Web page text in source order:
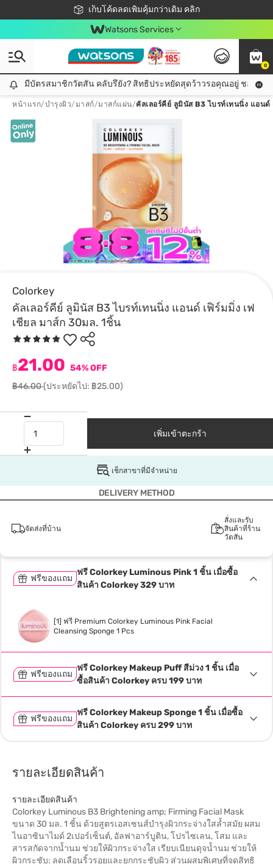
เก็บโค้ดลดเพิ่มคุ้มกว่าเดิม คลิก
ชอปออนไลน์ครั้งแรก ลดเพิ่มจุก ๆ 10%! 🎉
📦ส่งฟรี! เมื่อชอป 499฿
สมาชิกวัตสัน คลับดียังไง?
Watsons Services
0
มีบัตรสมาชิกวัตสัน คลับรึยัง? สิทธิประหยัดสุดว้าวรอคุณอยู่ ชอปคุ้มกว่าเดิม คลิก!
มีบัตรสมาชิกวัตสัน คลับรึยัง? สิทธิประหยัดสุดว้าวรอคุณอยู่ ชอปคุ้มก
หน้าแรก/บำรุงผิว/มาสก์/มาสก์แผ่น/คัลเลอร์คีย์ ลูมินัส B3 ไบรท์เทนนิ่ง แอน
Colorkey
คัลเลอร์คีย์ ลูมินัส B3 ไบรท์เทนนิ่ง แอนด์ เฟิร์มมิ่ง เฟ
เชียล มาส์ก 30มล. 1ชิ้น
฿21.00 54% OFF
฿46.00(ประหยัดไป: ฿25.00)
เพิ่มเข้าตะกร้า
เช็กสาขาที่มีจำหน่าย
DELIVERY METHOD
จัดส่งที่บ้าน
สั่งและรับ
สินค้าที่ร้าน
วัตสัน
ฟรีของแถม
ฟรี Colorkey Luminous Pink 1 ชิ้น เมื่อซื้อ
สินค้า Colorkey 329 บาท
[1] ฟรี Premium Colorkey Luminous Pink Facial
Cleansing Sponge 1 Pcs
ฟรีของแถม
ฟรี Colorkey Makeup Puff สีม่วง 1 ชิ้น เมื่อ
ซื้อสินค้า Colorkey ครบ 199 บาท
ฟรีของแถม
ฟรี Colorkey Makeup Sponge 1 ชิ้น เมื่อซื้อ
สินค้า Colorkey ครบ 299 บาท
รายละเอียดสินค้า
รายละเอียดสินค้า
Colorkey Luminous B3 Brightening amp; Firming Facial Mask
ขนาด 30 มล. 1 ชิ้น ด้วยสูตรเอสเซนส์บำรุงผิวกระจ่างใสล้ำสมัย ผสม
ไนอาซินาไมด์ 2เปอร์เซ็นต์, อัลฟาอาร์บูติน, โปรไซเลน, โสม และ
สารสกัดจากน้ำนม ช่วยให้ผิวกระจ่างใส เรียบเนียนดุจน้ำนม ช่วยให้
ผิวกระชับ: ลดเลือนริ้วรอยและยกกระชับผิว ส่วนผสมพิเศษที่จดสิทธิ